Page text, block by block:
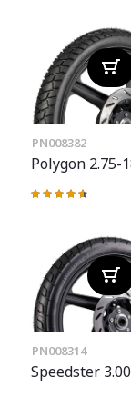
PN008382
Polygon 2.75-
Valoración:
PN008314
Speedster